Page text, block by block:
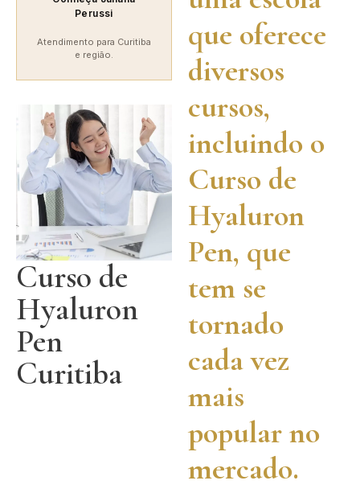
Perussi
Atendimento para Curitiba
e região.
Curso de
Hyaluron
Pen
Curitiba
que oferece
diversos
cursos,
incluindo o
Curso de
Hyaluron
Pen, que
tem se
tornado
cada vez
mais
popular no
mercado.